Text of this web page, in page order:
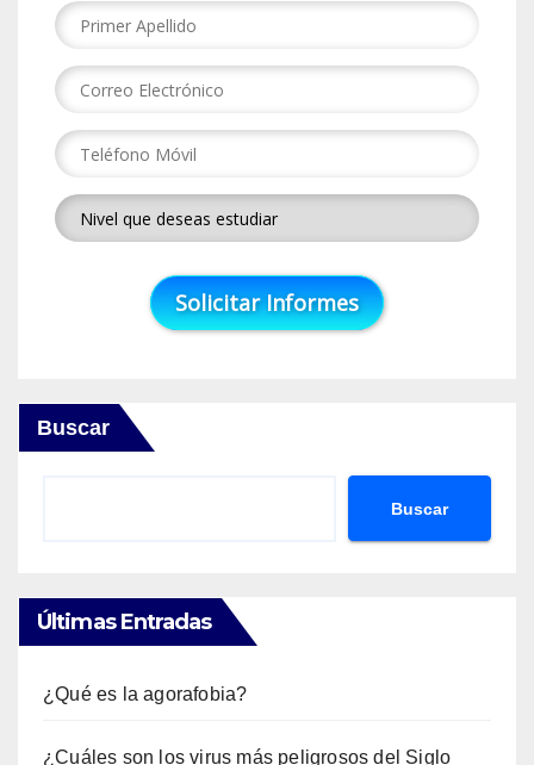
Buscar
Buscar
Últimas Entradas
¿Qué es la agorafobia?
¿Cuáles son los virus más peligrosos del Siglo